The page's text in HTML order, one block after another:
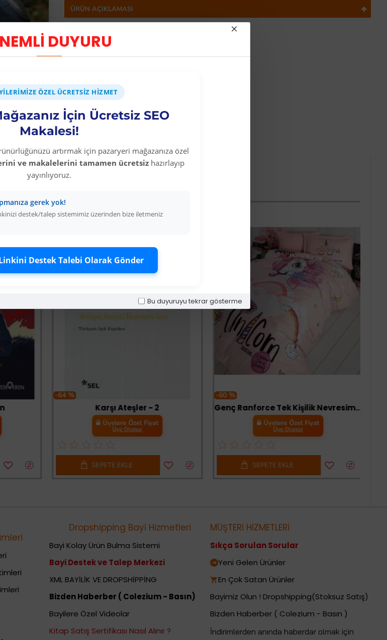
DUYURU
ÖZEL ÜCRETSIZ HIZMET
İçin Ücretsiz SEO
Makalesi!
artırmak için pazaryeri mağazanıza özel
ve makalelerini tamamen ücretsiz hazırlayıp
yayınlıyoruz.
gerek yok!
destek/talep sistemimiz üzerinden bize iletmeniz
Destek Talebi Olarak Gönder
Bu duyuruyu tekrar gösterme
ÜRÜN AÇIKLAMASI
%100 Hakiki Deri
Yerli Üretim
Fermuar ve Bağcıklı Bot
Rahat Kalıp
Diğer Kategori Ürünleri
-64 %
Karşı Ateşler - 2
Üyelere Özel Fiyat
Üye Olunuz
SEPETE EKLE
-60 %
Genç Ranforce Tek Kişilik Nevresim Takımı Pink Dreams Pudra
Üyelere Özel Fiyat
Üye Olunuz
SEPETE EKLE
Dropshipping Bayi Hizmetleri
Bayi Kolay Ürün Bulma Sistemi
Bayi Destek ve Talep Merkezi
XML BAYİLİK VE DROPSHİPPİNG
Bizden Haberber ( Colezium - Basın)
Bayilere Özel Videolar
Kitap Satış Sertifikası Nasıl Alınır ?
MÜŞTERİ HİZMETLERİ
Sıkça Sorulan Sorular
Yeni Gelen Ürünler
En Çok Satan Ürünler
Bayimiz Olun ! Dropshipping(Stoksuz Satış)
Bizden Haberber ( Colezium - Basın )
İndirimlerden anında haberdar olmak için